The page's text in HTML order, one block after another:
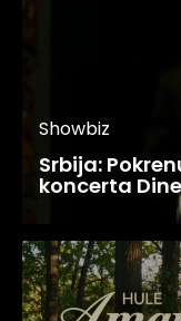
Showbiz
Srbija:
koncerta